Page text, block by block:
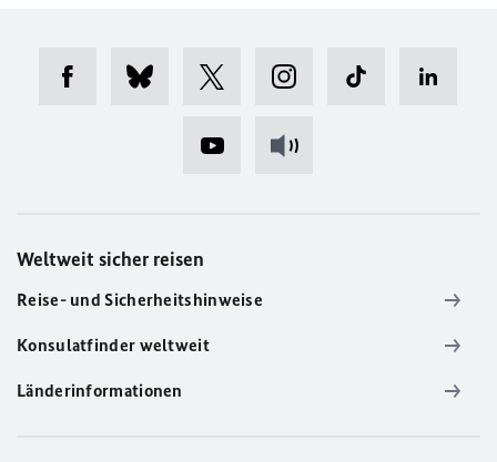
Weltweit sicher reisen
Reise- und Sicherheitshinweise
Konsulatfinder weltweit
Länderinformationen